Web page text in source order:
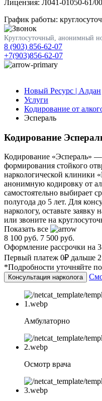
Лицензия: Л041-01050-61/
График работы:
Круглосуточный, анонимный
8 (903) 856-62-07
+7(903)856-62-07
Новый Ресурс | Алдан
Услуги
Кодирование от
Эспераль
Кодирование
Кодирование «Эспераль»
формирования стойкого
наркологической клиники
анонимную кодировку от
самостоятельно выбирает
полугода до 5 лет. Для
наркологу, оставьте
или звоните на
Показать все
8 100 руб. 7 500 руб.
Оформление рассрочки на
Первый платеж 0₽ дальше
*Подробности уточняйте
Консультация нарколога
Амбулаторно
Осмотр врача